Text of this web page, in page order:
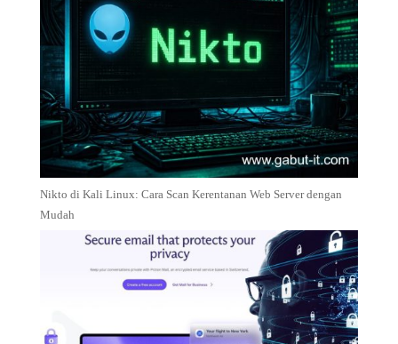
Nikto di Kali Linux: Cara Scan Kerentanan Web Server dengan
Mudah